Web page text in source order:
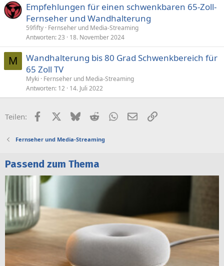
Empfehlungen für einen schwenkbaren 65-Zoll-
Fernseher und Wandhalterung
59fifty Fernseher und Media-Streaming
Antworten 23 18. November 2024
M
Wandhalterung bis 80 Grad Schwenkbereich für
65 Zoll TV
Myki
Fernseher und Media-Streaming
Antworten 12 14. Juli 2022
Teilen: FacebookX (Twitter)
BlueskyRedditWhatsApp
E-MailLink
Fernseher und Media-Streaming
Passend zum Thema